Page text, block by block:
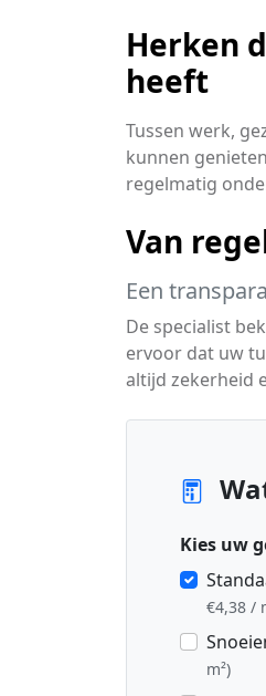
Herken
heeft
Tussen werk,
kunnen
regelmatig
Van
Een
De specialist
ervoor dat uw
altijd zekerheid
Kies uw
€4,38 /
m²)